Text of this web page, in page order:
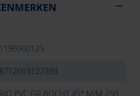
1196900125
8712603127399
RIO PVC GR BOCHT 45° M/M 250